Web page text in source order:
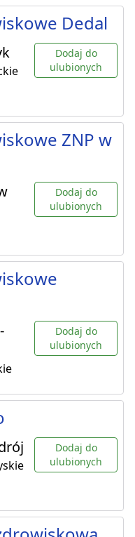
Dedal
Dodaj do
ulubionych
ZNP w
Dodaj do
ulubionych
Dodaj do
ulubionych
Dodaj do
ulubionych